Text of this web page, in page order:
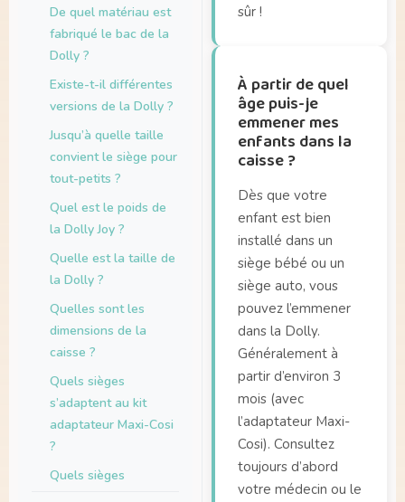
De quel matériau est
fabriqué le bac de la
Dolly ?
Existe-t-il différentes
versions de la Dolly ?
Jusqu’à quelle taille
convient le siège pour
tout-petits ?
Quel est le poids de
la Dolly Joy ?
Quelle est la taille de
la Dolly ?
Quelles sont les
dimensions de la
caisse ?
Quels sièges
s’adaptent au kit
adaptateur Maxi-Cosi
?
Quels sièges
sûr !
À partir de quel
âge puis-je
emmener mes
enfants dans la
caisse ?
Dès que votre
enfant est bien
installé dans un
siège bébé ou un
siège auto, vous
pouvez l’emmener
dans la Dolly.
Généralement à
partir d’environ 3
mois (avec
l’adaptateur Maxi-
Cosi). Consultez
toujours d’abord
votre médecin ou le